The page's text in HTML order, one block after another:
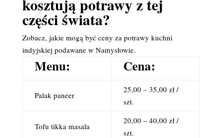
kosztują potrawy z tej
części świata?
Zobacz, jakie mogą być ceny za potrawy kuchni
indyjskiej podawane w Namysłowie.
Menu: Cena:
Palak paneer
25,00 – 35,00 zł /
szt.
Tofu tikka masala
20,00 – 40,00 zł /
szt.